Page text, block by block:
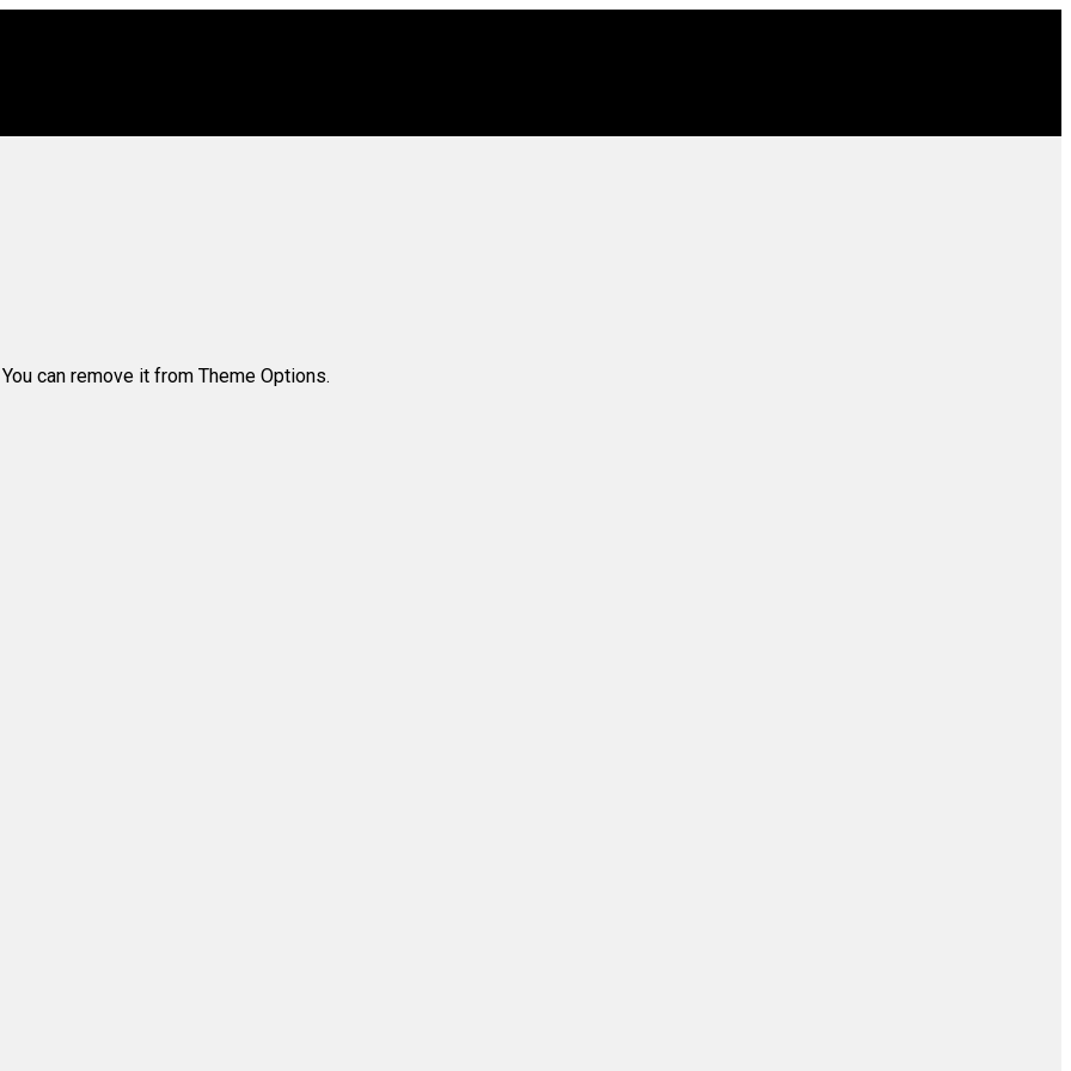
can remove it from Theme Options.